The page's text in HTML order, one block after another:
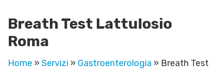
Breath Test Lattulosio
Roma
Home » Servizi » Gastroenterologia » Breath Test